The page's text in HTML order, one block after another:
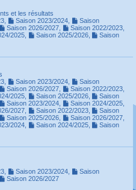
et les résultats
, Saison 2023/2024,
Saison
Saison 2026/2027, Saison 2022/2023,
2025, Saison 2025/2026,
Saison
, Saison 2023/2024,
Saison
Saison 2026/2027, Saison 2022/2023,
2025, Saison 2025/2026,
Saison
Saison 2023/2024, Saison 2024/2025,
2027, Saison 2022/2023,
Saison
Saison 2025/2026, Saison 2026/2027,
2024, Saison 2024/2025,
Saison
, Saison 2023/2024,
Saison
Saison 2026/2027